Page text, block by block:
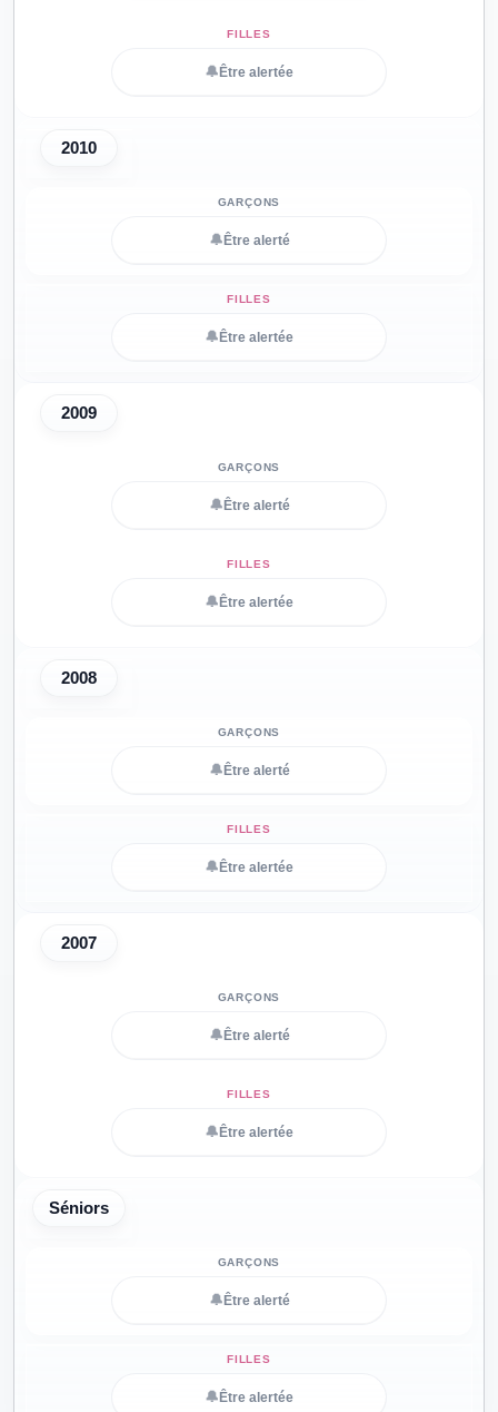
🔔 Être alertée
2010
🔔 Être alerté
🔔 Être alertée
2009
🔔 Être alerté
🔔 Être alertée
2008
🔔 Être alerté
🔔 Être alertée
2007
🔔 Être alerté
🔔 Être alertée
Séniors
🔔 Être alerté
🔔 Être alertée